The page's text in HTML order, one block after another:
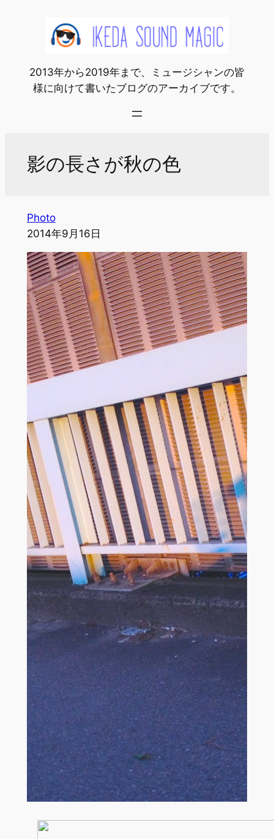
2013年から2019年まで、ミュージシャンの皆
様に向けて書いたブログのアーカイブです。
影の長さが秋の色
Photo
2014年9月16日